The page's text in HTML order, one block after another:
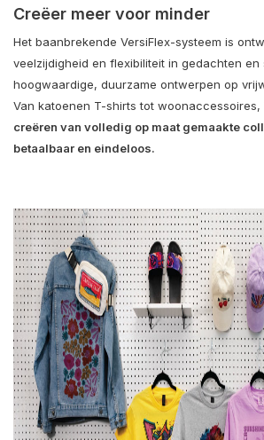
Creëer meer voor minder
Het baanbrekende VersiFlex-systeem is
veelzijdigheid en flexibiliteit in gedachten en
hoogwaardige, duurzame ontwerpen op
Van katoenen T-shirts tot woonaccessoires,
creëren van volledig op maat gemaakte
betaalbaar en eindeloos.